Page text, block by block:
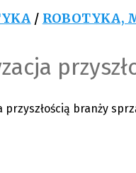
/ ROBOTYKA,